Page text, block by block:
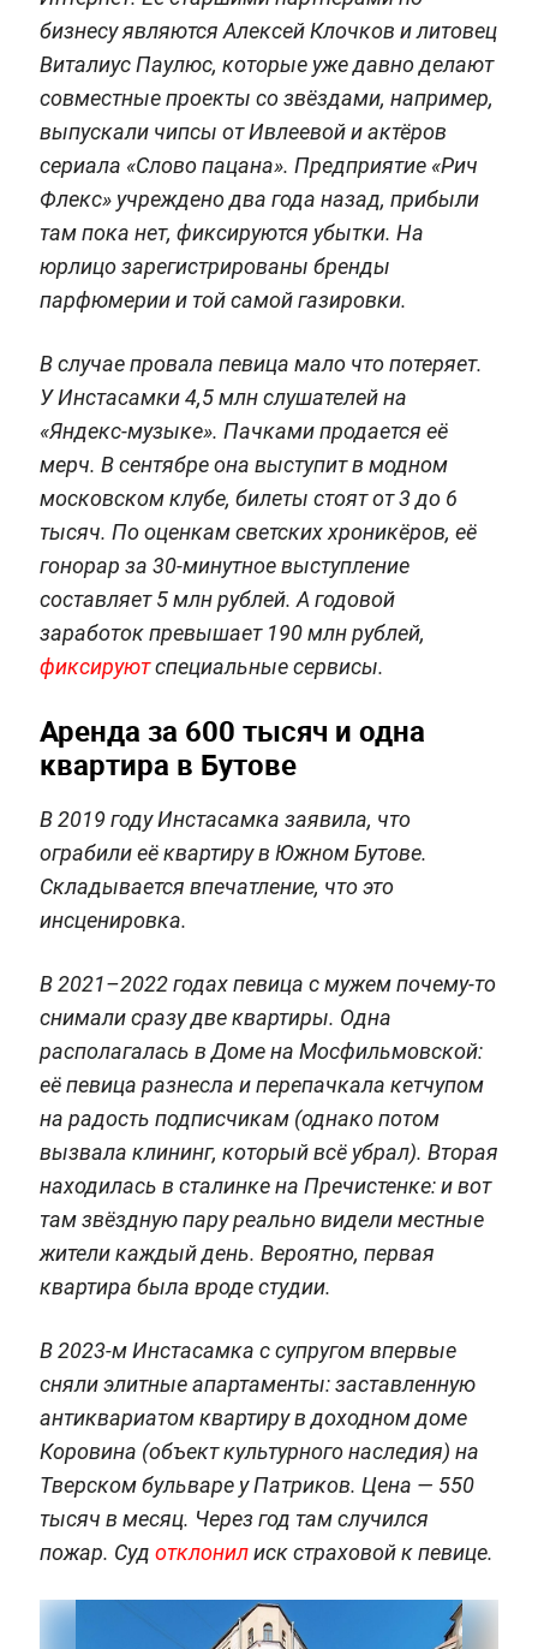
бизнесу являются Алексей Клочков и литовец
Виталиус Паулюс, которые уже давно делают
совместные проекты со звёздами, например,
выпускали чипсы от Ивлеевой и актёров
сериала «Слово пацана». Предприятие «Рич
Флекс» учреждено два года назад, прибыли
там пока нет, фиксируются убытки. На
юрлицо зарегистрированы бренды
парфюмерии и той самой газировки.
В случае провала певица мало что потеряет.
У Инстасамки 4,5 млн слушателей на
«Яндекс-музыке». Пачками продается её
мерч. В сентябре она выступит в модном
московском клубе, билеты стоят от 3 до 6
тысяч. По оценкам светских хроникёров, её
гонорар за 30-минутное выступление
составляет 5 млн рублей. А годовой
заработок превышает 190 млн рублей,
фиксируютспециальные сервисы.
Аренда за 600 тысяч и одна
квартира в Бутове
В 2019 году Инстасамка заявила, что
ограбили её квартиру в Южном Бутове.
Складывается впечатление, что это
инсценировка.
В 2021–2022 годах певица с мужем почему-то
снимали сразу две квартиры. Одна
располагалась в Доме на Мосфильмовской:
её певица разнесла и перепачкала кетчупом
на радость подписчикам (однако потом
вызвала клининг, который всё убрал). Вторая
находилась в сталинке на Пречистенке: и вот
там звёздную пару реально видели местные
жители каждый день. Вероятно, первая
квартира была вроде студии.
В 2023-м Инстасамка с супругом впервые
сняли элитные апартаменты: заставленную
антиквариатом квартиру в доходном доме
Коровина (объект культурного наследия) на
Тверском бульваре у Патриков. Цена — 550
тысяч в месяц. Через год там случился
пожар. Суд отклонилиск страховой к певице.